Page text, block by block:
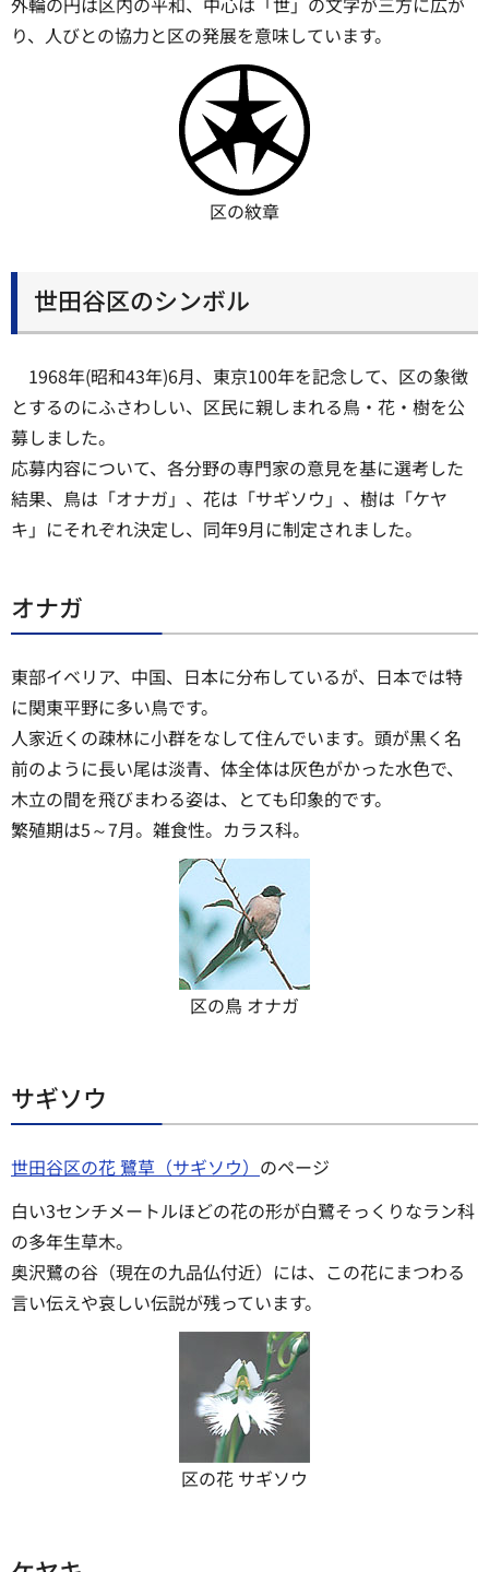
り、人びとの協力と区の発展を意味しています。
区の紋章
世田谷区のシンボル
1968年(昭和43年)6月、東京100年を記念して、区の象徴
とするのにふさわしい、区民に親しまれる鳥・花・樹を公
募しました。
応募内容について、各分野の専門家の意見を基に選考した
結果、鳥は「オナガ」、花は「サギソウ」、樹は「ケヤ
キ」にそれぞれ決定し、同年9月に制定されました。
オナガ
東部イベリア、中国、日本に分布しているが、日本では特
に関東平野に多い鳥です。
人家近くの疎林に小群をなして住んでいます。頭が黒く名
前のように長い尾は淡青、体全体は灰色がかった水色で、
木立の間を飛びまわる姿は、とても印象的です。
繁殖期は5～7月。雑食性。カラス科。
区の鳥 オナガ
サギソウ
世田谷区の花 鷺草（サギソウ） のページ
白い3センチメートルほどの花の形が白鷺そっくりなラン科
の多年生草木。
奥沢鷺の谷（現在の九品仏付近）には、この花にまつわる
言い伝えや哀しい伝説が残っています。
区の花 サギソウ